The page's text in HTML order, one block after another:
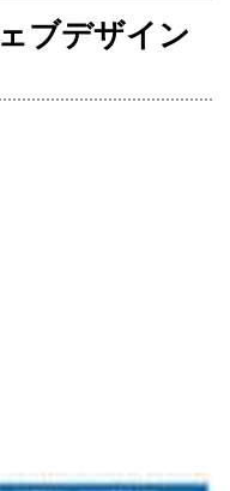
ブデザイン